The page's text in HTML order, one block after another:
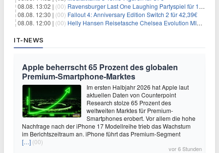
08.08. 13:02 | (00) Ravensburger Last One Laughing Partyspiel für 14,04€
08.08. 12:30 | (00) Fallout 4: Anniversary Edition Switch 2 für 42,39€
08.08. 12:00 | (00) Helly Hansen Reisetasche Chelsea Evolution MID 54L für 29,99€
IT-NEWS
Apple beherrscht 65 Prozent des globalen
Premium-Smartphone-Marktes
Im ersten Halbjahr 2026 hat Apple laut
aktuellen Daten von Counterpoint
Research stolze 65 Prozent des
weltweiten Marktes für Premium-
Smartphones erobert. Vor allem die hohe
Nachfrage nach der iPhone 17 Modellreihe trieb das Wachstum
im Berichtszeitraum an. iPhone führt das Premium-Segment
[…] (00)
vor 6 Stunden